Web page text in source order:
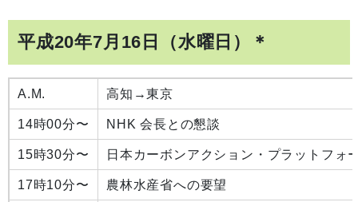
平成20年7月16日（水曜日）＊
A.M. 高知→東京
14時00分〜 NHK 会長との懇談
15時30分〜 日本カーボンアクション・プラットフォ
17時10分〜 農林水産省への要望